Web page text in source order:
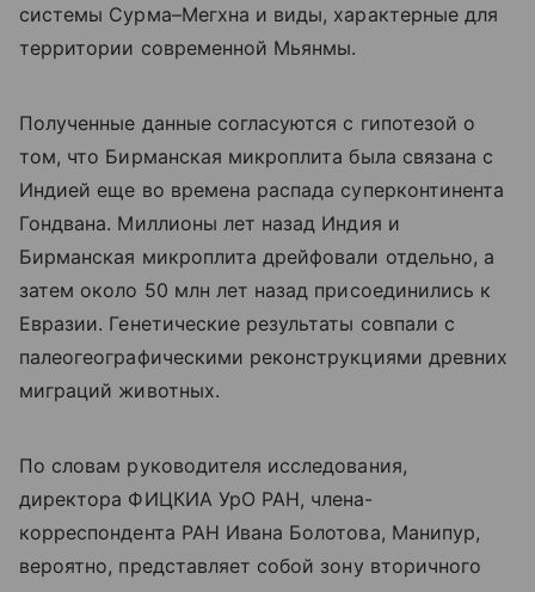
системы Сурма–Мегхна и виды, характерные для
территории современной Мьянмы.
Полученные данные согласуются с гипотезой о
том, что Бирманская микроплита была связана с
Индией еще во времена распада суперконтинента
Гондвана. Миллионы лет назад Индия и
Бирманская микроплита дрейфовали отдельно, а
затем около 50 млн лет назад присоединились к
Евразии. Генетические результаты совпали с
палеогеографическими реконструкциями древних
миграций животных.
По словам руководителя исследования,
директора ФИЦКИА УрО РАН, члена-
корреспондента РАН Ивана Болотова, Манипур,
вероятно, представляет собой зону вторичного